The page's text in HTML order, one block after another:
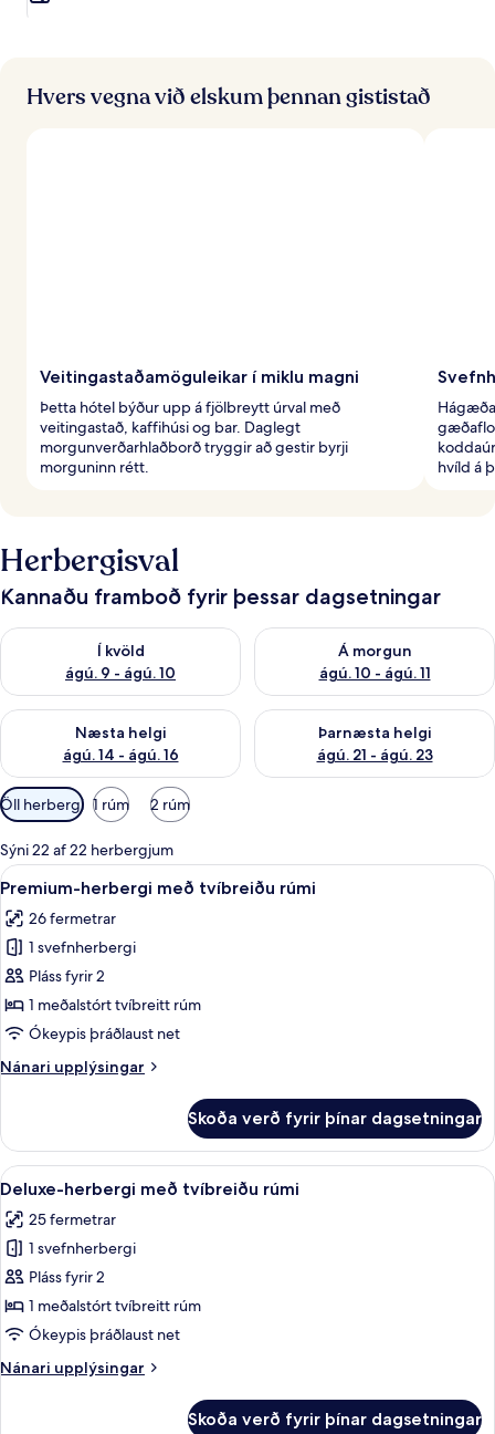
r
ð
Hvers vegna við elskum þennan gististað
Veitingastaðamöguleikar í miklu magni
Þetta hótel býður upp á fjölbreytt úrval með
veitingastað, kaffihúsi og bar. Daglegt
morgunverðarhlaðborð tryggir að gestir byrji
morguninn rétt.
hvíld á
Herbergisval
Kannaðu framboð fyrir þessar dagsetningar
Í kvöld
ágú. 9 - ágú. 10
Athuga framboð í kvöld ágú. 9 - ágú. 10
Á morgun
ágú. 10 - ágú. 11
Athuga framboð á morgun
Næsta helgi
ágú. 14 - ágú. 16
Athuga framboð næstu helgi ágú. 14 - ágú. 16
Þarnæsta helgi
ágú. 21 - ágú. 23
Athuga framboð þarnæstu
Síur
í
boði
fyrir
herbergi
Öll herbergi 1 rúm 2 rúm
Sýni 22 af 22 herbergjum
Skoða
allar
myndir
fyrir
Premium-
herbergi
með
rúmi
Rúmföt af bestu gerð, míníbar,
4
Premium-herbergi með tvíbreiðu rúmi
26 fermetrar
1 svefnherbergi
Pláss fyrir 2
1 meðalstórt tvíbreitt rúm
Ókeypis þráðlaust net
Nánari upplýsingar
Nánari
herbergi
með
tvíbreiðu
Skoða verð fyrir þínar dagsetningar
Skoða
allar
myndir
fyrir
Deluxe-
herbergi
með
rúmi
Rúmföt af bestu gerð, míníbar,
4
Deluxe-herbergi með tvíbreiðu rúmi
25 fermetrar
1 svefnherbergi
Pláss fyrir 2
1 meðalstórt tvíbreitt rúm
Ókeypis þráðlaust net
Nánari upplýsingar
Nánari
Skoða verð fyrir þínar dagsetningar